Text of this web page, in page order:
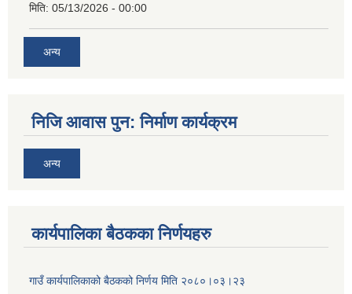
मिति: 05/13/2026 - 00:00
अन्य
निजि आवास पुन: निर्माण कार्यक्रम
अन्य
कार्यपालिका बैठकका निर्णयहरु
गाउँ कार्यपालिकाको बैठकको निर्णय मिति २०८०।०३।२३